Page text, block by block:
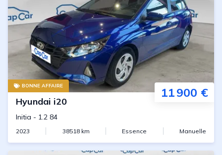
BONNE AFFAIRE 11 900 €
Hyundai i20
Initia - 1.2 84
2023 38518km Essence Manuelle